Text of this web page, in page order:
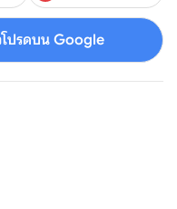
โปรดบน Google